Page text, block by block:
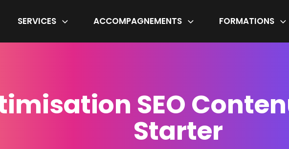
SERVICES ACCOMPAGNEMENTS FORMATIONS
SEO
Starter